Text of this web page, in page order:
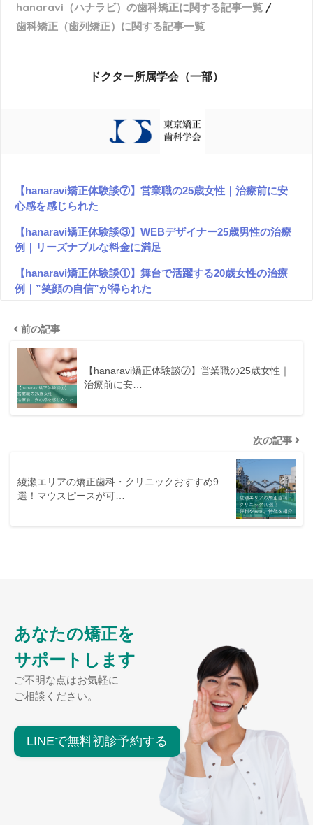
hanaravi（ハナラビ）の歯科矯正に関する記事一覧
歯科矯正（歯列矯正）に関する記事一覧
ドクター所属学会（一部）
【hanaravi矯正体験談⑦】営業職の25歳女性｜治療前に安
心感を感じられた
【hanaravi矯正体験談③】WEBデザイナー25歳男性の治療
例｜リーズナブルな料金に満足
【hanaravi矯正体験談①】舞台で活躍する20歳女性の治療
例｜”笑顔の自信”が得られた
前の記事
【hanaravi矯正体験談⑦】営業職の25歳女性｜
治療前に安…
次の記事
綾瀬エリアの矯正歯科・クリニックおすすめ9
選！マウスピースが可…
あなたの矯正を
サポートします
ご不明な点はお気軽に
ご相談ください。
LINEで無料初診予約する